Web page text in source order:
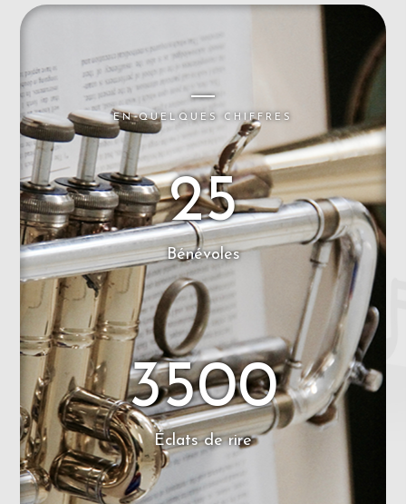
EN QUELQUES CHIFFRES
25
Bénévoles
3500
Éclats de rire